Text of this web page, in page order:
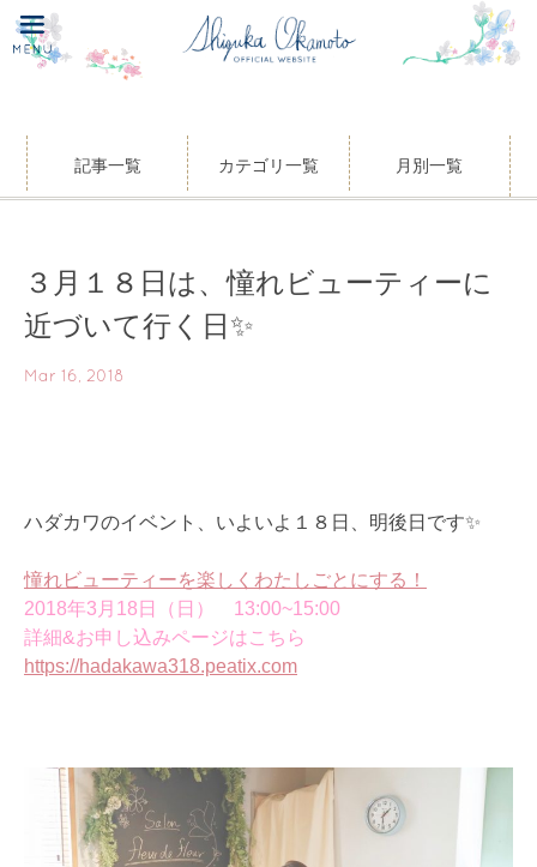
記事一覧 カテゴリ一覧 月別一覧
３月１８日は、憧れビューティーに
近づいて行く日✨
Mar 16, 2018
ハダカワのイベント、いよいよ１８日、明後日です✨
憧れビューティーを楽しくわたしごとにする！
2018年3月18日（日） 13:00~15:00
詳細&お申し込みページはこちら
https://hadakawa318.peatix.com